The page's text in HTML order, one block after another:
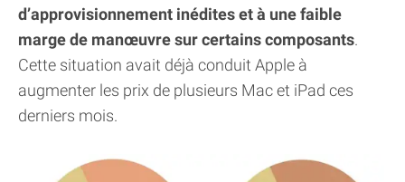
d’approvisionnement inédites et à une faible
marge de manœuvre sur certains composants.
Cette situation avait déjà conduit Apple à
augmenter les prix de plusieurs Mac et iPad ces
derniers mois.